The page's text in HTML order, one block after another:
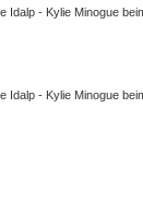
Idalp - Kylie Minogue
- Kylie Minogue